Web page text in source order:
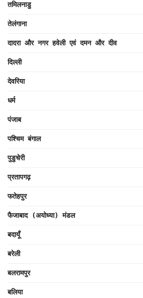
तमिलनाडु
तेलंगाना
दादरा और नगर हवेली एवं दमन और दीव
दिल्ली
देवरिया
धर्म
पंजाब
पश्चिम बंगाल
पुडुचेरी
प्रतापगढ़
फतेहपुर
फैजाबाद (अयोध्या) मंडल
बदायूँ
बरेली
बलरामपुर
बलिया